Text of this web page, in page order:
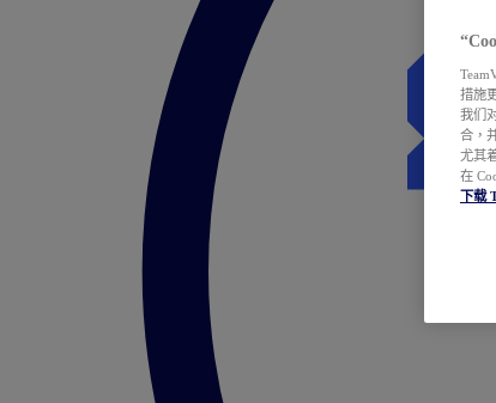
措施
我们
合，
尤其
在
下载